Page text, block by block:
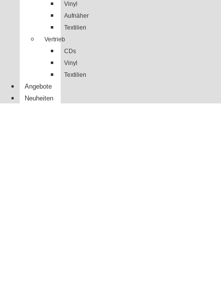
Vinyl
Aufnäher
Textilien
Vertrieb
CDs
Vinyl
Textilien
Angebote
Neuheiten